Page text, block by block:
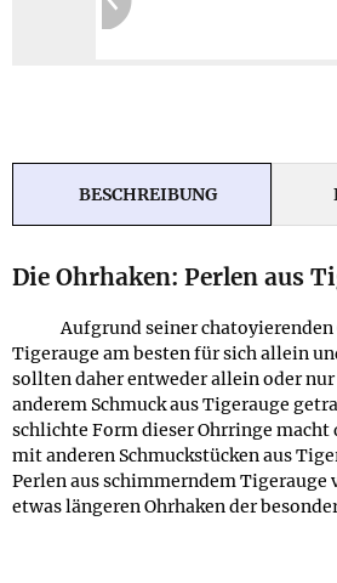
BESCHREIBUNG
Die Ohrhaken: Perlen aus
Aufgrund seiner
Tigerauge am besten für sich allein
sollten daher entweder allein oder
anderem Schmuck aus Tigerauge
schlichte Form dieser Ohrringe
mit anderen Schmuckstücken aus
Perlen aus schimmerndem Tigerauge
etwas längeren Ohrhaken der